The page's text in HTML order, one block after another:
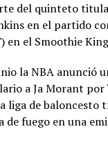
del quinteto
en el partido
en el Smoothie
la NBA anunció
a Ja Morant por
liga de baloncesto
de fuego en una